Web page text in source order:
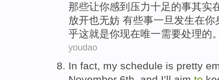
那些让你感到 压力十足的事其实
放开也无妨 有些事一旦 发生在你
乎这就是你现在唯一需要处理的
youdao
In fact my schedule is pretty